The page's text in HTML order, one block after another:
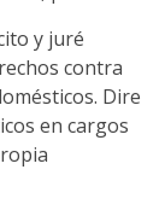
y juré
contra
Dire
en cargos